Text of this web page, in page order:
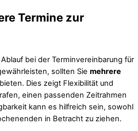
Termine zur
bei der Terminvereinbarung für
sollten Sie mehrere
Dies zeigt Flexibilität und
einen passenden Zeitrahmen
kann es hilfreich sein, sowohl
in Betracht zu ziehen.